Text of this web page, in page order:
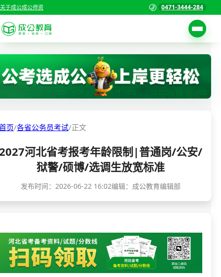
关于成公成公师资 0471-3444-284
考试公告
职位表
准考证打印
考试政策
成绩查询
分数线
面试补录
历年真题
公务员课程
首页
国家公务员考试
三支一扶考试
警察/辅警考试
国企/银行考试
页/各省公务员考试/正文
河北省考报考年龄限制|普通岗/公安/
狱警/硕博/选调生放宽标准
发布时间： 2026-06-22 16:02编辑：成公教育编辑部